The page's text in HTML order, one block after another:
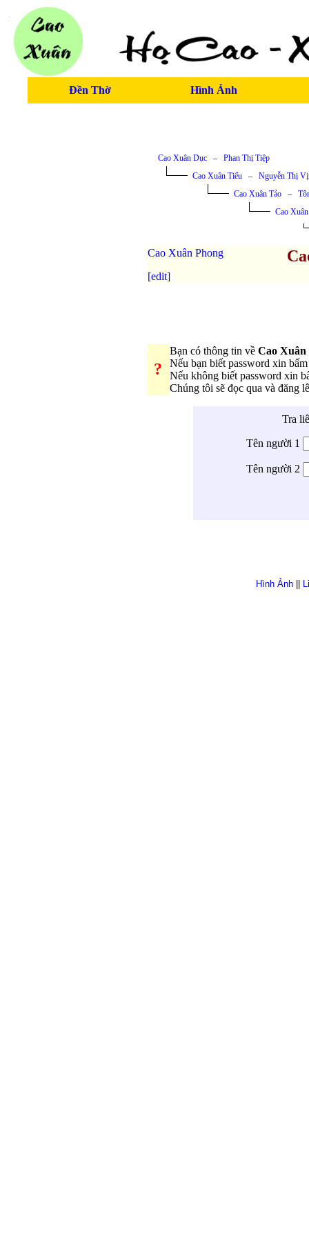
Đền Thờ Hình Ảnh
Cao Xuân Dục – Phan Thị Tiệp
Cao Xuân Tiếu – Nguyễn Thị
Cao Xuân Tảo –
Cao
Cao Xuân Phong
[edit]
?
Bạn có thông tin về Cao Xuân
Nếu bạn biết password xin
Nếu không biết password xin
Chúng tôi sẽ đọc qua và đăng
Tra
Tên người 1
Tên người 2
Hình Ảnh